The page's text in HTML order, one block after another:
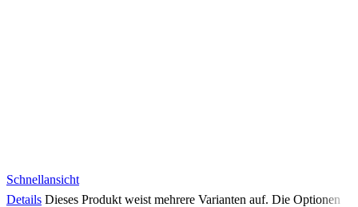
Schnellansicht
Details Dieses Produkt weist mehrere Varianten auf. Die Optionen